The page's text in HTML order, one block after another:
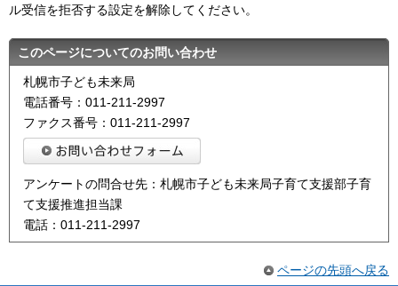
ル受信を拒否する設定を解除してください。
このページについてのお問い合わせ
札幌市子ども未来局
電話番号：011-211-2997
ファクス番号：011-211-2997
アンケートの問合せ先：札幌市子ども未来局子育て支援部子育
て支援推進担当課
電話：011-211-2997
ページの先頭へ戻る